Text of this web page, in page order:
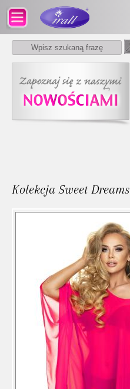
Kolekcja Sweet Dreams